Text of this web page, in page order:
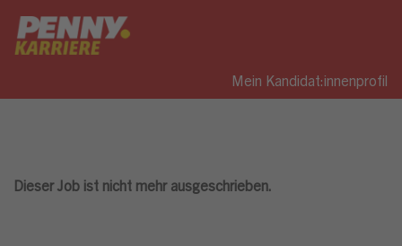
Mein Kandidat:innenprofil
Dieser Job ist nicht mehr ausgeschrieben.